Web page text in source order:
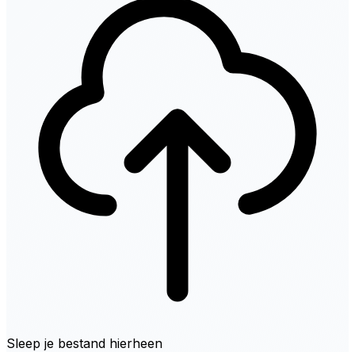
Sleep je bestand hierheen